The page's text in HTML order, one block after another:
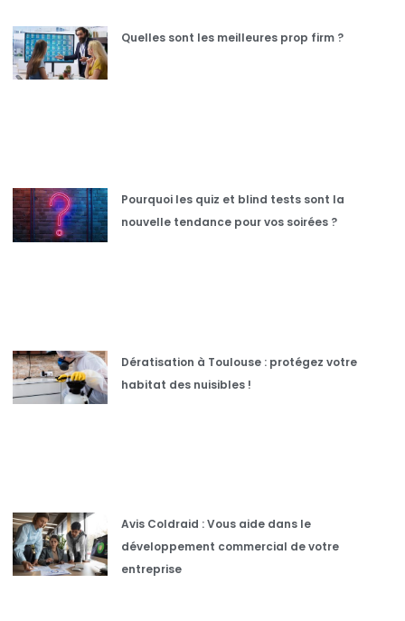
Quelles sont les meilleures prop firm ?
Pourquoi les quiz et blind tests sont la
nouvelle tendance pour vos soirées ?
Dératisation à Toulouse : protégez votre
habitat des nuisibles !
Avis Coldraid : Vous aide dans le
développement commercial de votre
entreprise